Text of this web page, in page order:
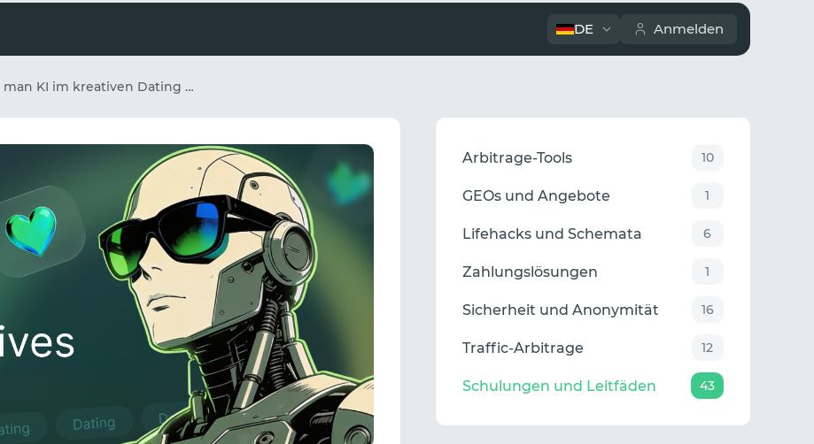
DE Anmelden
Wie man KI im kreativen Dating einsetzt
Arbitrage-Tools 10
GEOs und Angebote 1
Lifehacks und Schemata 6
Zahlungslösungen 1
Sicherheit und Anonymität 16
Traffic-Arbitrage 12
Schulungen und Leitfäden 43